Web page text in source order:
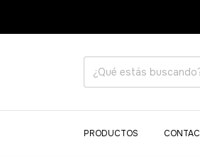
PRODUCTOS